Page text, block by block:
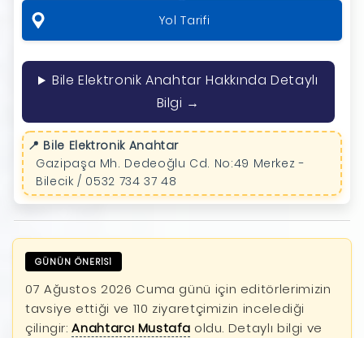
Yol Tarifi
Bile Elektronik Anahtar Hakkında Detaylı
Bilgi →
📍 Bile Elektronik Anahtar
Gazipaşa Mh. Dedeoğlu Cd. No:49 Merkez -
Bilecik / 0532 734 37 48
GÜNÜN ÖNERİSİ
07 Ağustos 2026 Cuma günü için editörlerimizin
tavsiye ettiği ve 110 ziyaretçimizin incelediği
çilingir:Anahtarcı Mustafa oldu. Detaylı bilgi ve